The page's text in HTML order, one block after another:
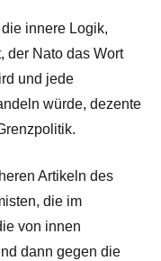
innere Logik,
der Nato das Wort
und jede
würde, dezente
Artikeln des
die im
von innen
dann gegen die